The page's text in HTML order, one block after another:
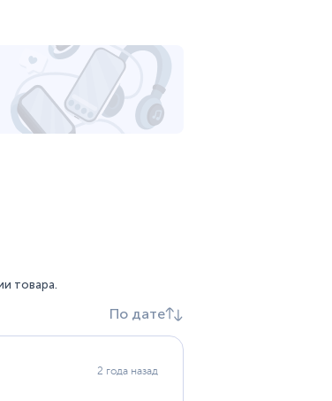
и потокового видео в
микрофон или
для вашего iPad
товара.
По дате
2 года назад